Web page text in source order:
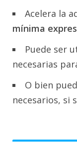
Acelera la
mínima
Puede ser
necesarias
O bien
necesarios, si